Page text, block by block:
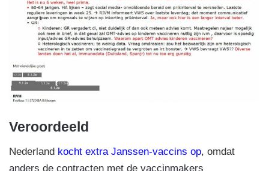
Veroordeeld
Nederland kocht extra Janssen-vaccins op, omdat
anders de contracten met de vaccinmakers